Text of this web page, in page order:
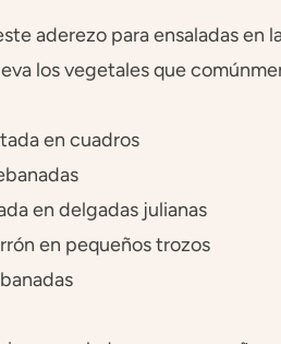
aderezo para ensaladas en
los vegetales que
en cuadros
en delgadas julianas
en pequeños trozos